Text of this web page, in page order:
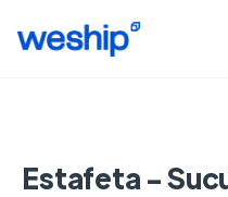
Estafeta -